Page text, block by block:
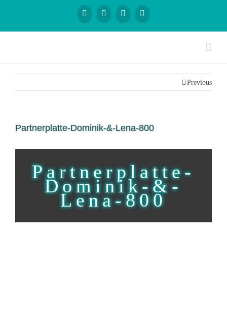
Previous
Partnerplatte-Dominik-&-Lena-800
Partnerplatte-
Dominik-&-
Lena-800